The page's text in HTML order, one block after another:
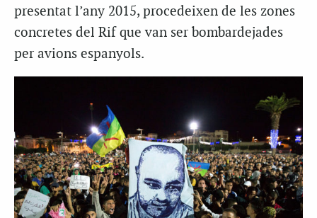
presentat l’any 2015, procedeixen de les zones
concretes del Rif que van ser bombardejades
per avions espanyols.